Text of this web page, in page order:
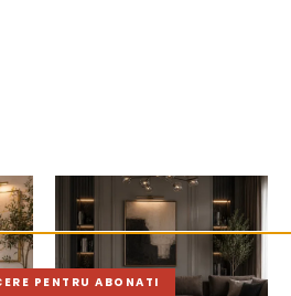
PENTRU ABONATI